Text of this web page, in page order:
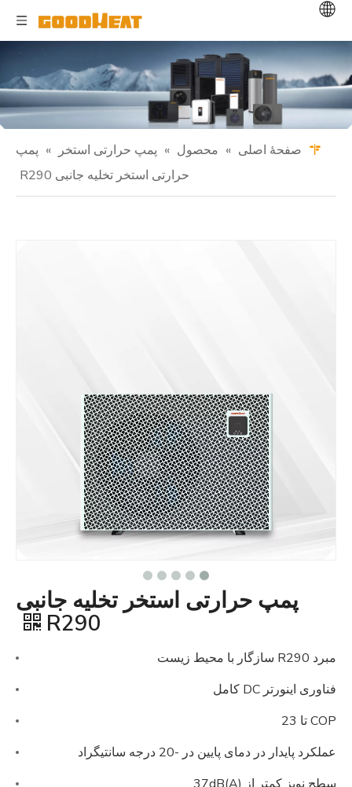
صفحهٔ اصلی » محصول » پمپ حرارتی استخر » پمپ
حرارتی استخر تخلیه جانبی R290
پمپ حرارتی استخر تخلیه جانبی
R290
مبرد R290 سازگار با محیط زیست
فناوری اینورتر DC کامل
COP تا 23
عملکرد پایدار در دمای پایین در -20 درجه سانتیگراد